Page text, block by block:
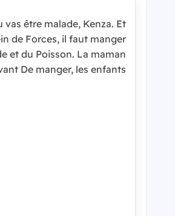
être malade, Kenza. Et
de Forces, il faut manger
et du Poisson. La maman
De manger, les enfants.